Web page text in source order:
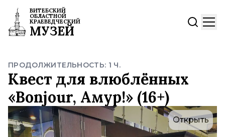
ВИТЕБСКИЙ
ОБЛАСТНОЙ
КРАЕВЕДЧЕСКИЙ
МУЗЕЙ
ПРОДОЛЖИТЕЛЬНОСТЬ: 1 Ч.
Квест для влюблённых
«Bonjour, Амур!» (16+)
Открыть